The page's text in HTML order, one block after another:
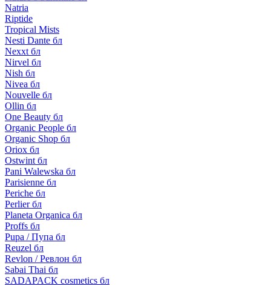
Natria
Riptide
Tropical Mists
Nesti Dante бл
Nexxt бл
Nirvel бл
Nish бл
Nivea бл
Nouvelle бл
Ollin бл
One Beauty бл
Organic People бл
Organic Shop бл
Oriox бл
Ostwint бл
Pani Walewska бл
Parisienne бл
Periche бл
Perlier бл
Planeta Organica бл
Proffs бл
Pupa / Пупа бл
Reuzel бл
Revlon / Ревлон бл
Sabai Thai бл
SADAPACK cosmetics бл